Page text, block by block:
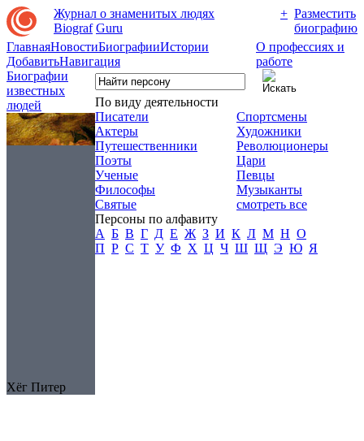
Журнал о знаменитых людях
Biograf Guru
+ Разместить
биографию
ГлавнаяНовостиБиографииИстории
ДобавитьНавигация
О профессиях и
работе
Биографии
известных
людей
Хёг Питер
По виду деятельности
Писатели
Актеры
Путешественники
Поэты
Ученые
Философы
Святые
Спортсмены
Художники
Революционеры
Цари
Певцы
Музыканты
смотреть все
Персоны по алфавиту
А Б В Г Д Е Ж З И К Л М Н О
П Р С Т У Ф Х Ц Ч Ш Щ Э Ю Я